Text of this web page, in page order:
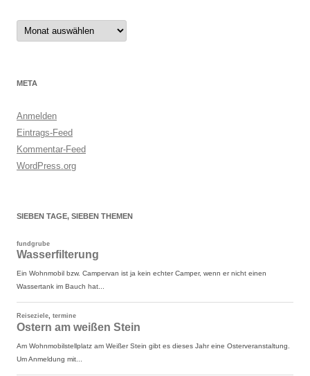
Archiv
META
Anmelden
Eintrags-Feed
Kommentar-Feed
WordPress.org
SIEBEN TAGE, SIEBEN THEMEN